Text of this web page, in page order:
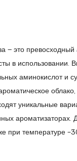
– это
в использовании.
аминокислот и
уникальные
при температуре -